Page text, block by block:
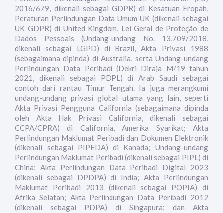
2016/679, dikenali sebagai GDPR) di Kesatuan Eropah,
Peraturan Perlindungan Data Umum UK (dikenali sebagai
UK GDPR) di United Kingdom, Lei Geral de Proteção de
Dados Pessoais (Undang-undang No. 13,709/2018,
dikenali sebagai LGPD) di Brazil, Akta Privasi 1988
(sebagaimana dipinda) di Australia, serta Undang-undang
Perlindungan Data Peribadi (Dekri Diraja M/19 tahun
2021, dikenali sebagai PDPL) di Arab Saudi sebagai
contoh dari rantau Timur Tengah. Ia juga merangkumi
undang-undang privasi global utama yang lain, seperti
Akta Privasi Pengguna California (sebagaimana dipinda
oleh Akta Hak Privasi California, dikenali sebagai
CCPA/CPRA) di California, Amerika Syarikat; Akta
Perlindungan Maklumat Peribadi dan Dokumen Elektronik
(dikenali sebagai PIPEDA) di Kanada; Undang-undang
Perlindungan Maklumat Peribadi (dikenali sebagai PIPL) di
China; Akta Perlindungan Data Peribadi Digital 2023
(dikenali sebagai DPDPA) di India; Akta Perlindungan
Maklumat Peribadi 2013 (dikenali sebagai POPIA) di
Afrika Selatan; Akta Perlindungan Data Peribadi 2012
(dikenali sebagai PDPA) di Singapura; dan Akta